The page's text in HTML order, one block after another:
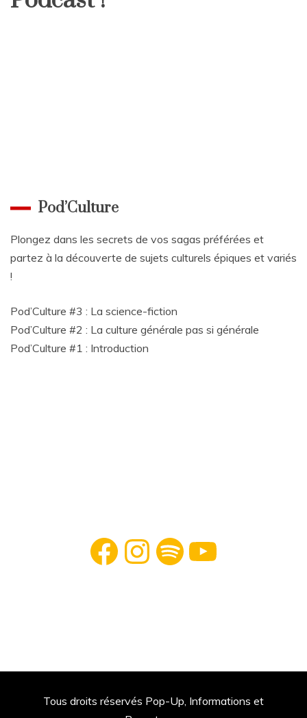
Pod’Culture
Plongez dans les secrets de vos sagas préférées et
partez à la découverte de sujets culturels épiques et variés
!
Pod’Culture #3 : La science-fiction
Pod’Culture #2 : La culture générale pas si générale
Pod’Culture #1 : Introduction
Facebook InstagramSpotify YouTube
Tous droits réservés Pop-Up, Informations et